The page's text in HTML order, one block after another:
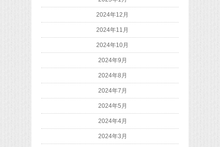
2024年12月
2024年11月
2024年10月
2024年9月
2024年8月
2024年7月
2024年5月
2024年4月
2024年3月